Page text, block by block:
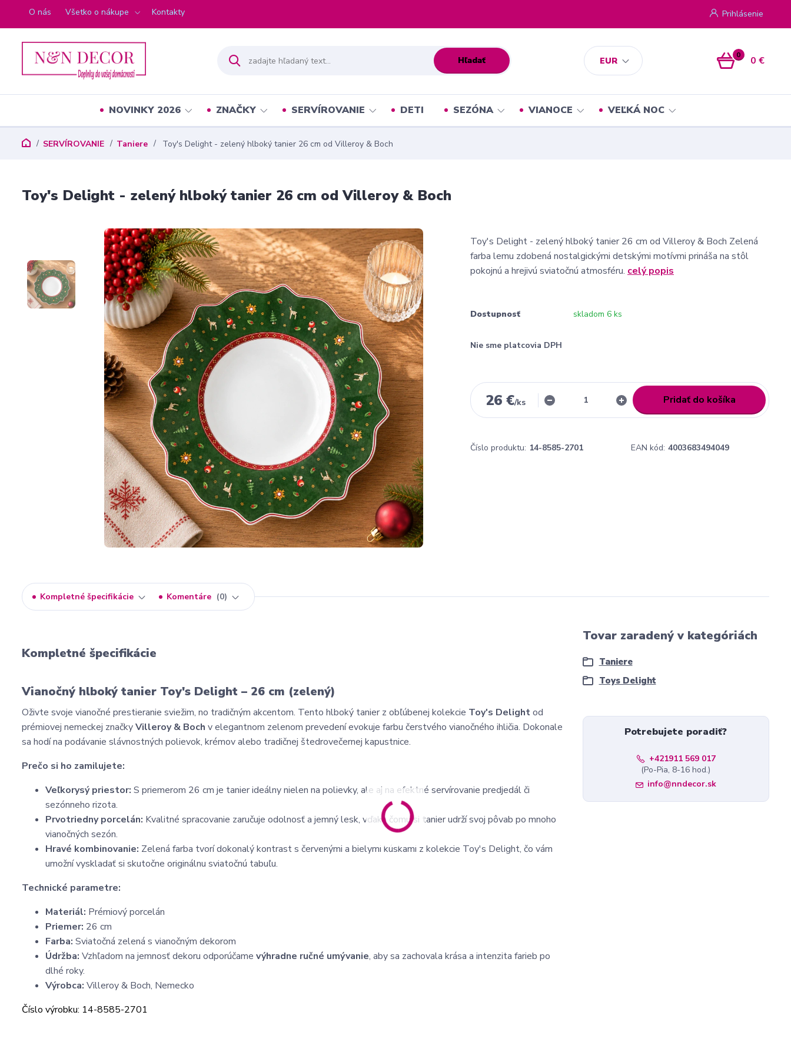
O nás Všetko o nákupe Kontakty
EUR
Prihlásenie
Hľadať 0 0 €
NOVINKY 2026 ZNAČKY SERVÍROVANIE DETI SEZÓNA VIANOCE VEĽKÁ NOC
SERVÍROVANIE Taniere Toy's Delight - zelený hlboký tanier 26 cm od Villeroy & Boch
Toy's Delight - zelený hlboký tanier 26 cm od Villeroy & Boch
Toy's Delight - zelený hlboký tanier 26 cm od Villeroy & Boch Zelená
farba lemu zdobená nostalgickými detskými motívmi prináša na stôl
pokojnú a hrejivú sviatočnú atmosféru. celý popis
Dostupnosť skladom 6 ks
Nie sme platcovia DPH
26 €/ks Pridať do košíka
Číslo produktu: 14-8585-2701 EAN kód: 4003683494049
Kompletné špecifikácie Komentáre 0
Kompletné špecifikácie
Vianočný hlboký tanier Toy's Delight – 26 cm (zelený)
Oživte svoje vianočné prestieranie sviežim, no tradičným akcentom. Tento hlboký tanier z obľúbenej kolekcie Toy's Delightod
prémiovej nemeckej značkyVilleroy & Boch v elegantnom zelenom prevedení evokuje farbu čerstvého vianočného ihličia. Dokonale
sa hodí na podávanie slávnostných polievok, krémov alebo tradičnej štedrovečernej kapustnice.
Prečo si ho zamilujete:
Veľkorysý priestor: S priemerom 26 cm je tanier ideálny nielen na polievky, ale aj na efektné servírovanie predjedál či
sezónneho rizota.
Prvotriedny porcelán: Kvalitné spracovanie zaručuje odolnosť a jemný lesk, vďaka čomu si tanier udrží svoj pôvab po mnoho
vianočných sezón.
Hravé kombinovanie: Zelená farba tvorí dokonalý kontrast s červenými a bielymi kúskami z kolekcie Toy's Delight, čo vám
umožní vyskladať si skutočne originálnu sviatočnú tabuľu.
Technické parametre:
Materiál: Prémiový porcelán
Priemer: 26 cm
Farba: Sviatočná zelená s vianočným dekorom
Údržba: Vzhľadom na jemnosť dekoru odporúčame výhradne ručné umývanie, aby sa zachovala krása a intenzita farieb po
dlhé roky.
Výrobca: Villeroy & Boch, Nemecko
Číslo výrobku: 14-8585-2701
Tovar zaradený v kategóriách
Taniere
Toys Delight
Potrebujete poradiť?
+421911 569 017
(Po-Pia, 8-16 hod.)
info@nndecor.sk